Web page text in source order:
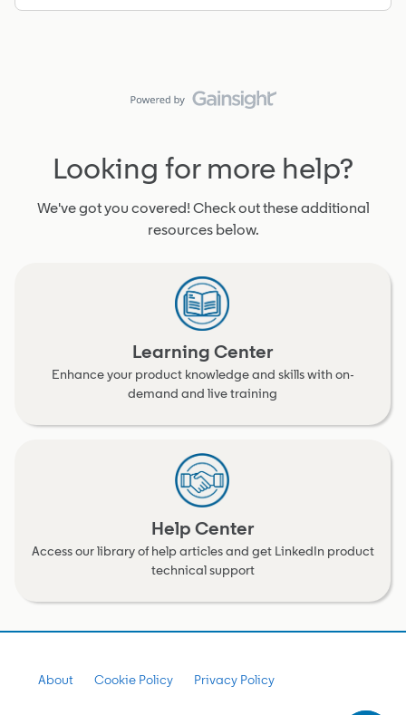
Looking for more help?
We've got you covered! Check out these additional
resources below.
Learning Center
Enhance your product knowledge and skills with on-
demand and live training
Help Center
Access our library of help articles and get LinkedIn product
technical support
About Cookie Policy Privacy Policy